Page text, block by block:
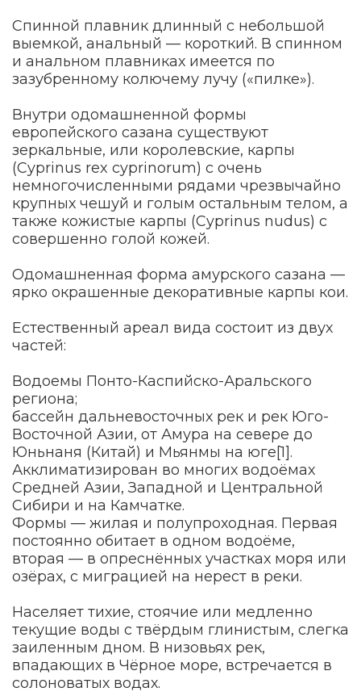
Спинной плавник длинный с небольшой
выемкой, анальный — короткий. В спинном
и анальном плавниках имеется по
зазубренному колючему лучу («пилке»).
Внутри одомашненной формы
европейского сазана существуют
зеркальные, или королевские, карпы
(Cyprinus rex cyprinorum) с очень
немногочисленными рядами чрезвычайно
крупных чешуй и голым остальным телом, а
также кожистые карпы (Сyprinus nudus) с
совершенно голой кожей.
Одомашненная форма амурского сазана —
ярко окрашенные декоративные карпы кои.
Естественный ареал вида состоит из двух
частей:
Водоемы Понто-Каспийско-Аральского
региона;
бассейн дальневосточных рек и рек Юго-
Восточной Азии, от Амура на севере до
Юньнаня (Китай) и Мьянмы на юге[1].
Акклиматизирован во многих водоёмах
Средней Азии, Западной и Центральной
Сибири и на Камчатке.
Формы — жилая и полупроходная. Первая
постоянно обитает в одном водоёме,
вторая — в опреснённых участках моря или
озёрах, с миграцией на нерест в реки.
Населяет тихие, стоячие или медленно
текущие воды с твёрдым глинистым, слегка
заиленным дном. В низовьях рек,
впадающих в Чёрное море, встречается в
солоноватых водах.